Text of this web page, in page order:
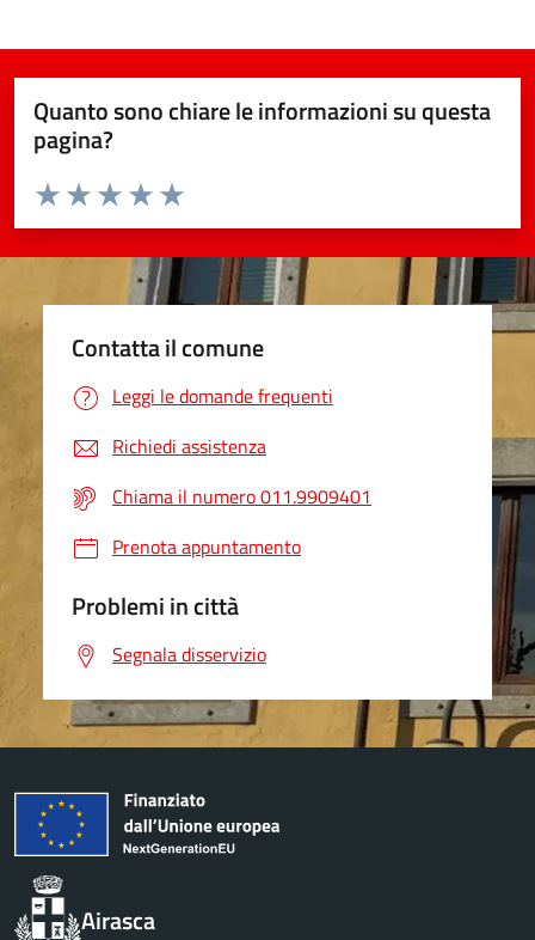
Quanto sono chiare le informazioni su questa
pagina?
Valuta da 1 a 5 stelle la pagina
Valuta 5 stelle su 5
Valuta 4 stelle su 5
Valuta 3 stelle su 5
Valuta 2 stelle su 5
Valuta 1 stelle su 5
Contatta il comune
Leggi le domande frequenti
Richiedi assistenza
Chiama il numero 011.9909401
Prenota appuntamento
Problemi in città
Segnala disservizio
Airasca